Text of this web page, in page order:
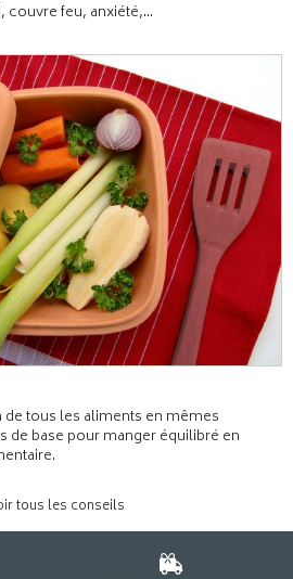
couvre feu, anxiété,...
tous les aliments en mêmes
de base pour manger équilibré en
tous les conseils